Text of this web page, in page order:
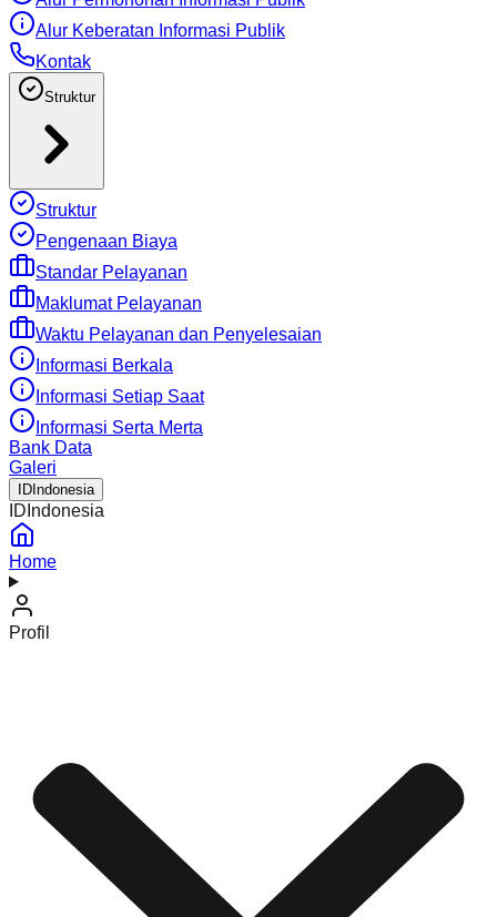
Alur Keberatan Informasi Publik
Kontak
Struktur
Struktur
Pengenaan Biaya
Standar Pelayanan
Maklumat Pelayanan
Waktu Pelayanan dan Penyelesaian
Informasi Berkala
Informasi Setiap Saat
Informasi Serta Merta
Bank Data
Galeri
ID Indonesia
ID Indonesia
Home
Profil